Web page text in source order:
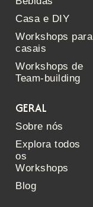
Casa e DIY
Workshops para
casais
Workshops de
Team-building
GERAL
Sobre nós
Explora todos
os
Workshops
Blog